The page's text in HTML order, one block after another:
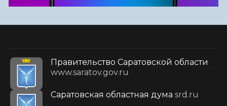
Правительство Саратовской области
www.saratov.gov.ru
Саратовская областная дума srd.ru